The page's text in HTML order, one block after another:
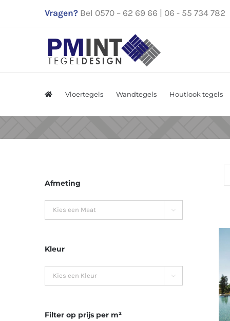
Vragen? Bel 0570 – 62 69 66 | 06 - 55 734 782
Vloertegels Wandtegels Houtlook tegels
Afmeting

Kleur

Filter op prijs per m²